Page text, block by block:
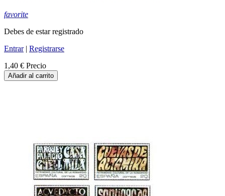
favorite
Debes de estar registrado
Entrar| Registrarse
1,40 € Precio
Añadir al carrito